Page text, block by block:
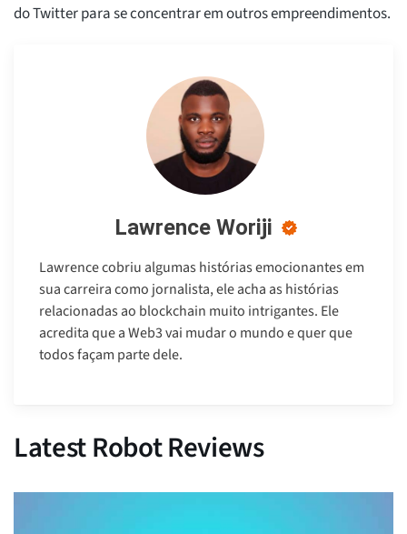
do Twitter para se concentrar em outros empreendimentos.
Lawrence Woriji
Lawrence cobriu algumas histórias emocionantes em
sua carreira como jornalista, ele acha as histórias
relacionadas ao blockchain muito intrigantes. Ele
acredita que a Web3 vai mudar o mundo e quer que
todos façam parte dele.
Latest Robot Reviews